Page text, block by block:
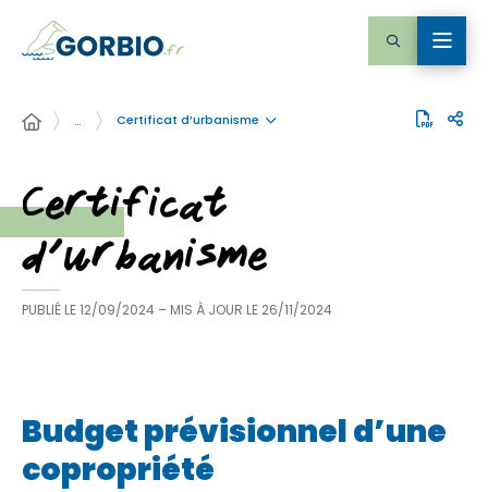
… Certificat d’urbanisme
Certificat
d’urbanisme
PUBLIÉ LE12/09/2024 – MIS À JOUR LE 26/11/2024
Budget prévisionnel d’une
copropriété